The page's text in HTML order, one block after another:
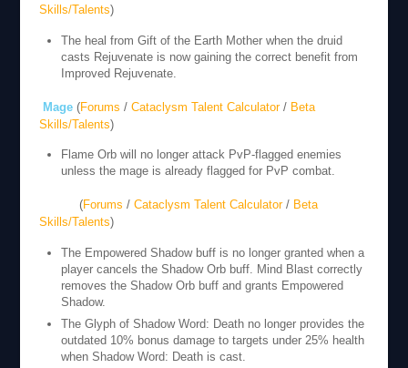
Skills/Talents)
The heal from Gift of the Earth Mother when the druid
casts Rejuvenate is now gaining the correct benefit from
Improved Rejuvenate.
Mage(Forums / Cataclysm Talent Calculator/ Beta
Skills/Talents)
Flame Orb will no longer attack PvP-flagged enemies
unless the mage is already flagged for PvP combat.
(Forums / Cataclysm Talent Calculator/ Beta
Skills/Talents)
The Empowered Shadow buff is no longer granted when a
player cancels the Shadow Orb buff. Mind Blast correctly
removes the Shadow Orb buff and grants Empowered
Shadow.
The Glyph of Shadow Word: Death no longer provides the
outdated 10% bonus damage to targets under 25% health
when Shadow Word: Death is cast.